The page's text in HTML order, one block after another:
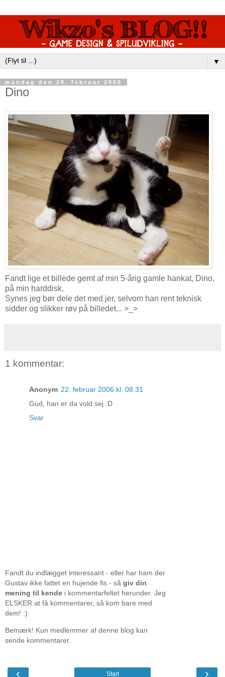
▼
mandag den 20. februar 2006
Dino
Fandt lige et billede gemt af min 5-årig gamle hankat, Dino,
på min harddisk.
Synes jeg bør dele det med jer, selvom han rent teknisk
sidder og slikker røv på billedet... >_>
1 kommentar:
Anonym 22. februar 2006 kl. 08.31
Gud, han er da vold sej :D
Svar
Fandt du indlægget interessant - eller har ham der
Gustav ikke fattet en hujende fis - så giv din
mening til kende i kommentarfeltet herunder. Jeg
ELSKER at få kommentarer, så kom bare med
dem! :)
Bemærk! Kun medlemmer af denne blog kan
sende kommentarer.
‹ ›
Start